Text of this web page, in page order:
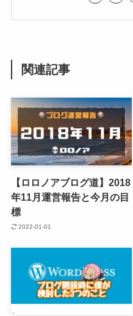
関連記事
【ロロノアブログ道】2018
年11月運営報告と今月の目
標
2022-01-01